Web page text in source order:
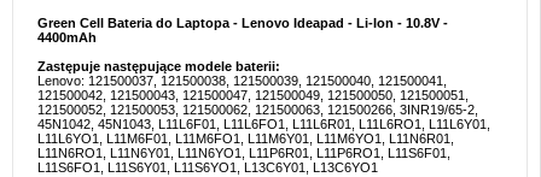
Green Cell Bateria do Laptopa - Lenovo Ideapad - Li-Ion - 10.8V -
4400mAh
Zastępuje następujące modele baterii:
Lenovo: 121500037, 121500038, 121500039, 121500040, 121500041,
121500042, 121500043, 121500047, 121500049, 121500050, 121500051,
121500052, 121500053, 121500062, 121500063, 121500266, 3INR19/65-2,
45N1042, 45N1043, L11L6F01, L11L6FO1, L11L6R01, L11L6RO1, L11L6Y01,
L11L6YO1, L11M6F01, L11M6FO1, L11M6Y01, L11M6YO1, L11N6R01,
L11N6RO1, L11N6Y01, L11N6YO1, L11P6R01, L11P6RO1, L11S6F01,
L11S6FO1, L11S6Y01, L11S6YO1, L13C6Y01, L13C6YO1